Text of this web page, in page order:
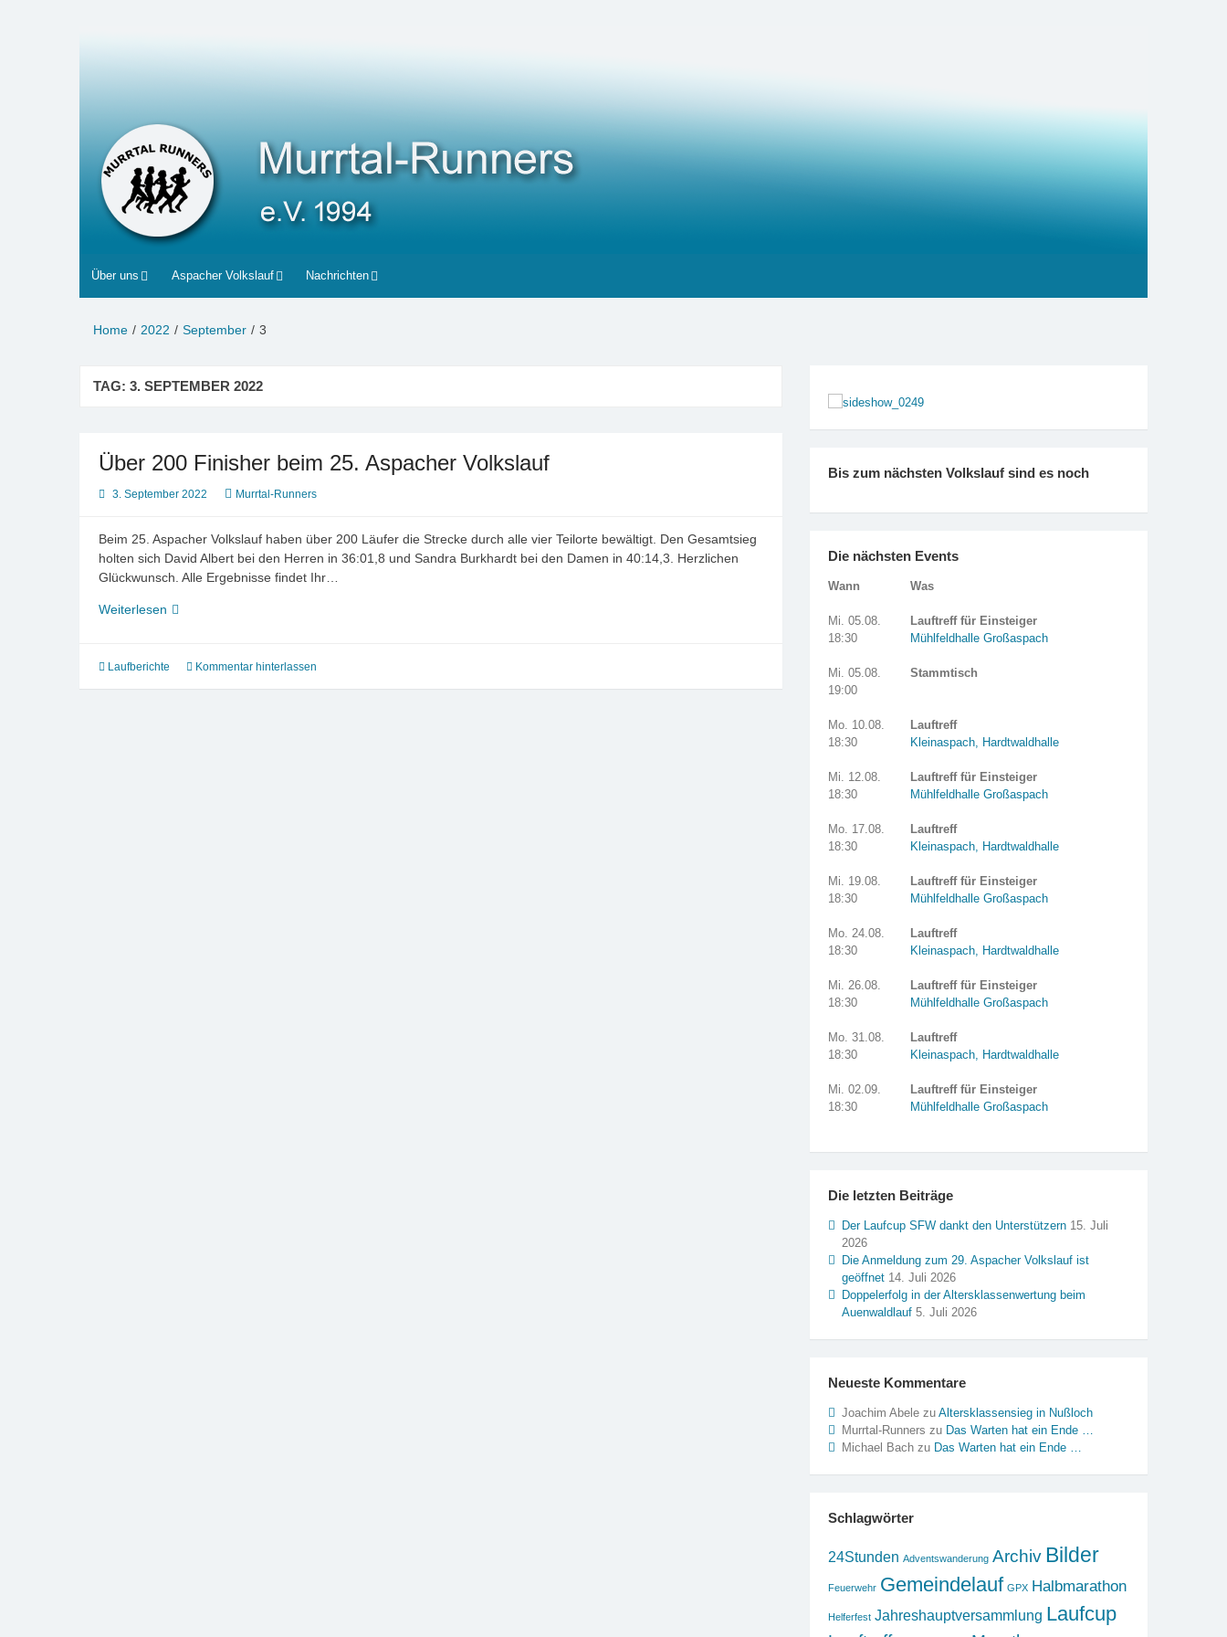
Über uns Aspacher Volkslauf Nachrichten
Home 2022 September 3
TAG: 3. SEPTEMBER 2022
Über 200 Finisher beim 25. Aspacher Volkslauf
3. September 2022 Murrtal-Runners
Beim 25. Aspacher Volkslauf haben über 200 Läufer die Strecke durch alle vier Teilorte bewältigt. Den Gesamtsieg
holten sich David Albert bei den Herren in 36:01,8 und Sandra Burkhardt bei den Damen in 40:14,3. Herzlichen
Glückwunsch. Alle Ergebnisse findet Ihr…
Weiterlesen Über
beim
Laufberichte Kommentar hinterlassen
Bis zum nächsten Volkslauf sind es noch
Die nächsten Events
Wann Was
Mi. 05.08.
18:30
Lauftreff für Einsteiger
Mühlfeldhalle Großaspach
Mi. 05.08.
19:00
Stammtisch
Mo. 10.08.
18:30
Lauftreff
Kleinaspach, Hardtwaldhalle
Mi. 12.08.
18:30
Lauftreff für Einsteiger
Mühlfeldhalle Großaspach
Mo. 17.08.
18:30
Lauftreff
Kleinaspach, Hardtwaldhalle
Mi. 19.08.
18:30
Lauftreff für Einsteiger
Mühlfeldhalle Großaspach
Mo. 24.08.
18:30
Lauftreff
Kleinaspach, Hardtwaldhalle
Mi. 26.08.
18:30
Lauftreff für Einsteiger
Mühlfeldhalle Großaspach
Mo. 31.08.
18:30
Lauftreff
Kleinaspach, Hardtwaldhalle
Mi. 02.09.
18:30
Lauftreff für Einsteiger
Mühlfeldhalle Großaspach
Die letzten Beiträge
Der Laufcup SFW dankt den Unterstützern 15. Juli
2026
Die Anmeldung zum 29. Aspacher Volkslauf ist
geöffnet 14. Juli 2026
Doppelerfolg in der Altersklassenwertung beim
Auenwaldlauf 5. Juli 2026
Neueste Kommentare
Joachim Abelezu Altersklassensieg in Nußloch
Murrtal-Runners zu Das Warten hat ein Ende …
Michael Bachzu Das Warten hat ein Ende …
Schlagwörter
24Stunden Adventswanderung Archiv Bilder
Feuerwehr Gemeindelauf GPX Halbmarathon
Helferfest Jahreshauptversammlung Laufcup